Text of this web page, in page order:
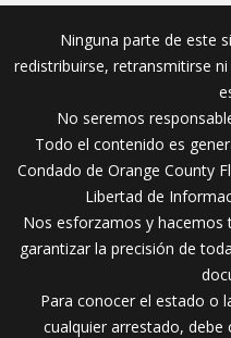
Ninguna parte de este
redistribuirse, retransmitirse
No seremos
Todo el contenido es
Condado de Orange County
Libertad de
Nos esforzamos y hacemos
garantizar la precisión de
Para conocer el estado o
cualquier arrestado, debe